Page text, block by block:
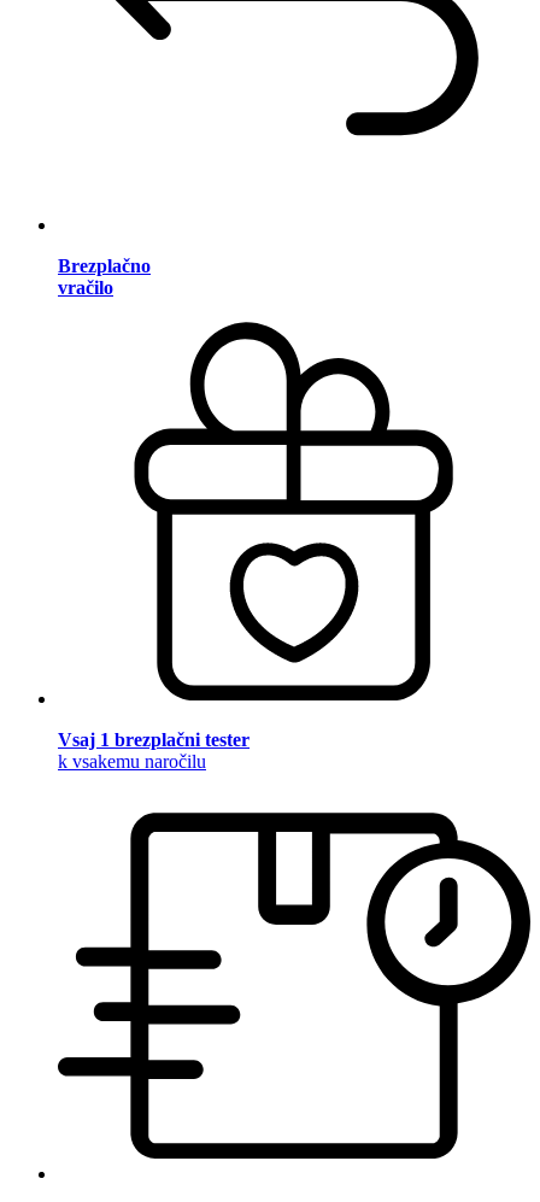
Brezplačno
vračilo
Vsaj 1 brezplačni tester
k vsakemu naročilu